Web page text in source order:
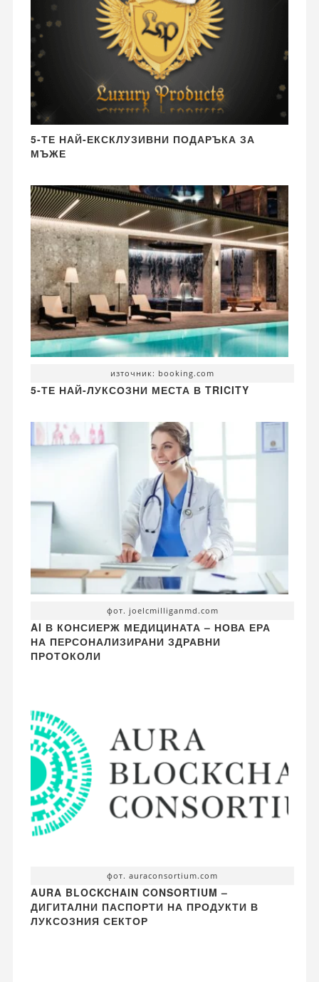
5-ТЕ НАЙ-ЕКСКЛУЗИВНИ ПОДАРЪКА ЗА
МЪЖЕ
източник: booking.com
5-ТЕ НАЙ-ЛУКСОЗНИ МЕСТА В TRICITY
фот. joelcmilliganmd.com
AI В КОНСИЕРЖ МЕДИЦИНАТА – НОВА ЕРА
НА ПЕРСОНАЛИЗИРАНИ ЗДРАВНИ
ПРОТОКОЛИ
фот. auraconsortium.com
AURA BLOCKCHAIN CONSORTIUM –
ДИГИТАЛНИ ПАСПОРТИ НА ПРОДУКТИ В
ЛУКСОЗНИЯ СЕКТОР